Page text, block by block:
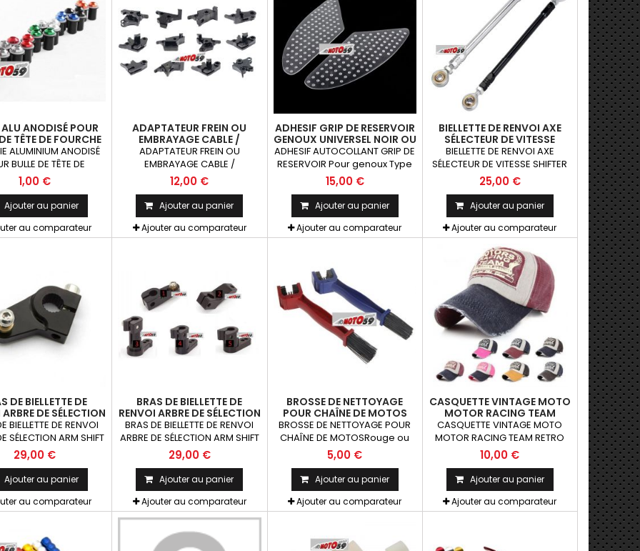
ANODISÉ POUR
TÊTE DE FOURCHE
TOUS COLORIS 1
PIÈCE
ALUMINIUM ANODISÉ
BULLE DE TÊTE DE
MOTOS TOUS
x1 8 coloris: Rouge,
Argent, Titanium,
et VertKit= Vis M5x16
caoutchouc fileté
La Pièce !!!
1,00 €
Ajouter au panier
au comparateur
ADAPTATEUR FREIN OU
EMBRAYAGE CABLE /
HYDRAULIQUE POUR LEVIERS
ALU RACING COMP. PAZZO
TITAX CHAFT PUIG RIZOMA
X1
ADAPTATEUR FREIN OU
EMBRAYAGE CABLE /
HYDRAULIQUE POUR LEVIERS
ALU RACING COMPATIBLE
PAZZO TITAX CHAFT PUIG
RIZOMA 1 pièce
12,00 €
Ajouter au panier
Ajouter au comparateur
ADHESIF GRIP DE RESERVOIR
GENOUX UNIVERSEL NOIR OU
TRANSPARENT
ADHESIF AUTOCOLLANT GRIP DE
RESERVOIR Pour genoux Type
STOMPGRIP UNIVERSEL NOIR OU
TRANSPARENT
15,00 €
Ajouter au panier
Ajouter au comparateur
BIELLETTE DE RENVOI AXE
SÉLECTEUR DE VITESSE
SHIFTER TIGE UNIVERSEL
BIELLETTE DE RENVOI AXE
SÉLECTEUR DE VITESSE SHIFTER
TIGE UNIVERSEL
25,00 €
Ajouter au panier
Ajouter au comparateur
DE BIELLETTE DE
DE SÉLECTION
POUR SÉLECTEUR
11.5MM 22 DENTS
BIELLETTE DE RENVOI
SÉLECTION ARM SHIFT
DE VITESSE
11.5mm 22 dents
29,00 €
Ajouter au panier
au comparateur
BRAS DE BIELLETTE DE
RENVOI ARBRE DE SÉLECTION
ARM SHIFT POUR SÉLECTEUR
DE VITESSE 11.5MM 30 DENTS
BRAS DE BIELLETTE DE RENVOI
ARBRE DE SÉLECTION ARM SHIFT
POUR SÉLECTEUR DE
VITESSE 11.5mm environ 30
DENTS
29,00 €
Ajouter au panier
Ajouter au comparateur
BROSSE DE NETTOYAGE
POUR CHAÎNE DE MOTOS
BROSSE DE NETTOYAGE POUR
CHAÎNE DE MOTOSRouge ou
Bleu
5,00 €
Ajouter au panier
Ajouter au comparateur
CASQUETTE VINTAGE MOTO
MOTOR RACING TEAM
RETRO FASHION DENIM
COTON
CASQUETTE VINTAGE MOTO
MOTOR RACING TEAM RETRO
FASHION DENIM COTON
10,00 €
Ajouter au panier
Ajouter au comparateur